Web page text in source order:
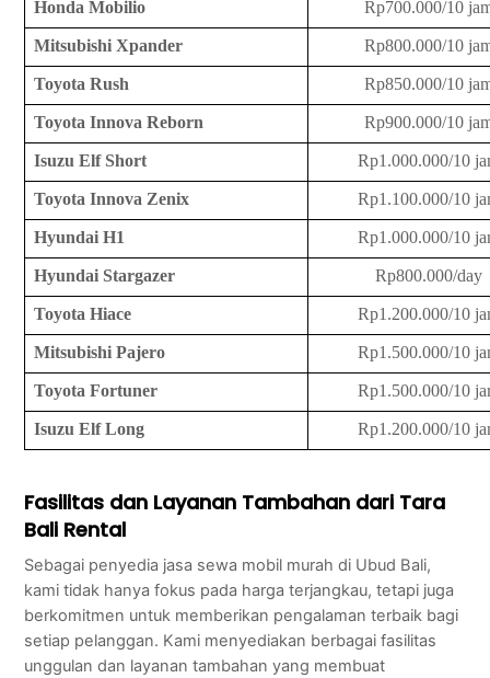
Honda Mobilio Rp700.000/10
Mitsubishi Xpander Rp800.000/10
Toyota Rush Rp850.000/10
Toyota Innova Reborn Rp900.000/10
Isuzu Elf Short Rp1.000.000/10
Toyota Innova Zenix Rp1.100.000/10
Hyundai H1 Rp1.000.000/10
Hyundai Stargazer Rp800.000/day
Toyota Hiace Rp1.200.000/10
Mitsubishi Pajero Rp1.500.000/10
Toyota Fortuner Rp1.500.000/10
Isuzu Elf Long Rp1.200.000/10
Fasilitas dan Layanan Tambahan dari Tara
Bali Rental
Sebagai penyedia jasa sewa mobil murah di Ubud Bali,
kami tidak hanya fokus pada harga terjangkau, tetapi juga
berkomitmen untuk memberikan pengalaman terbaik bagi
setiap pelanggan. Kami menyediakan berbagai fasilitas
unggulan dan layanan tambahan yang membuat